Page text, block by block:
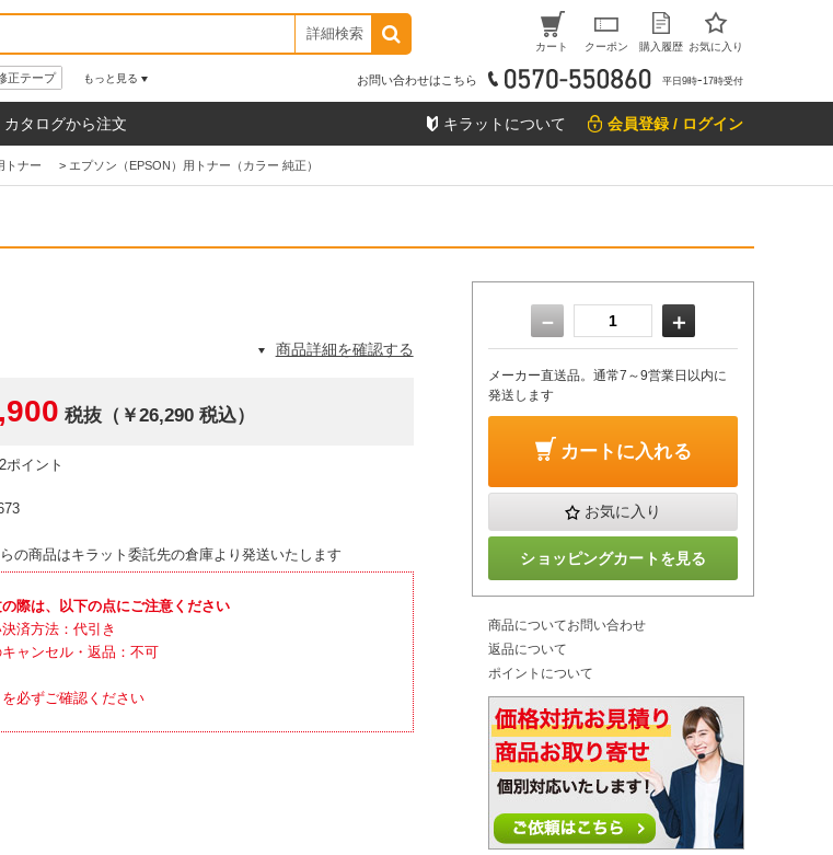
詳細検索
カート クーポン 購入履歴 お気に入り
正テープ もっと見る お問い合わせはこちら 平日9時ｰ17時受付
カタログから注文 キラットについて 会員登録 / ログイン
トナー > エプソン（EPSON）用トナー（カラー 純正）
商品詳細を確認する
税抜（￥26,290 税込）
ポイント
の商品はキラット委託先の倉庫より発送いたします
際は、以下の点にご注意ください
済方法：代引き
キャンセル・返品：不可
必ずご確認ください
－ ＋
メーカー直送品。通常7～9営業日以内に
発送します
カートに入れる
お気に入り
ショッピングカートを見る
商品についてお問い合わせ
返品について
ポイントについて